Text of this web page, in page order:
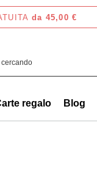
da 45,00 €
regalo Blog